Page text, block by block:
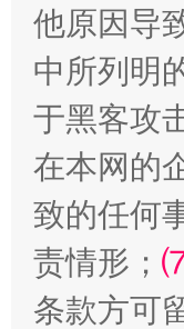
受贿1.44亿
他原因导
中所列明
于黑客攻
在本网的
致的任何
责情形；
条款方可